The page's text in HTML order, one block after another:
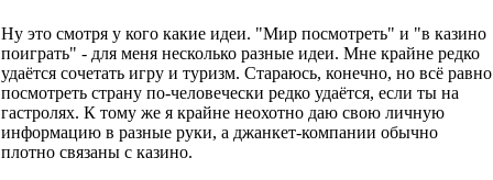
Ну это смотря у кого какие идеи. "Мир посмотреть" и "в казино
поиграть" - для меня несколько разные идеи. Мне крайне редко
удаётся сочетать игру и туризм. Стараюсь, конечно, но всё равно
посмотреть страну по-человечески редко удаётся, если ты на
гастролях. К тому же я крайне неохотно даю свою личную
информацию в разные руки, а джанкет-компании обычно
плотно связаны с казино.